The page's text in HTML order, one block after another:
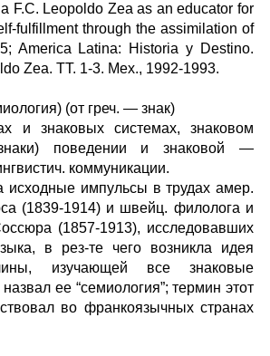
F.C. Leopoldo Zea as an educator for
fulfillment through the assimilation of
America Latina: Historia у Destino.
Zea. TT. 1-3. Мех., 1992-1993.
(от греч. — знак)
и знаковых системах, знаковом
поведении и знаковой —
коммуникации.
исходные импульсы в трудах амер.
(1839-1914) и швейц. филолога и
(1857-1913), исследовавших
в рез-те чего возникла идея
изучающей все знаковые
ее “семиология”; термин этот
во франкоязычных странах